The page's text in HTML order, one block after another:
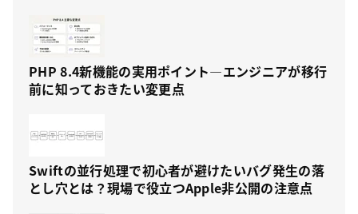
PHP 8.4新機能の実用ポイント—エンジニアが移行
前に知っておきたい変更点
Swiftの並行処理で初心者が避けたいバグ発生の落
とし穴とは？現場で役立つApple非公開の注意点